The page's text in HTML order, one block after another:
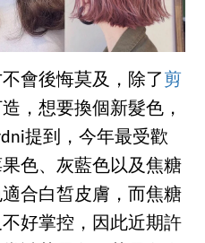
會後悔莫及，除了 剪
，想要換個新髮色，
提到，今年最受歡
色、灰藍色以及焦糖
合白皙皮膚，而焦糖
好掌控，因此近期許